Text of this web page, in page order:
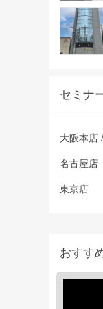
セミナ
大阪本店
名古屋店
東京店
おすす